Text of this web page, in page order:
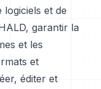
et de
garantir la
et les
et
éditer et